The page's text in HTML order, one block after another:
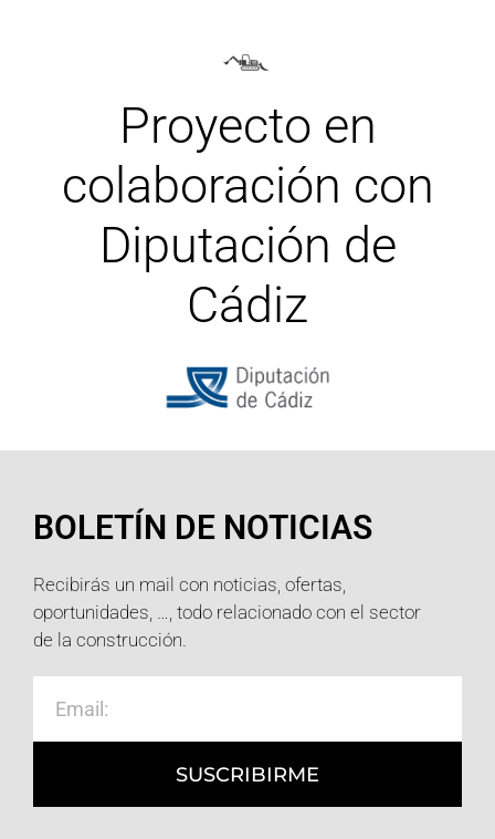
Proyecto en
colaboración con
Diputación de
Cádiz
BOLETÍN DE NOTICIAS
Recibirás un mail con noticias, ofertas,
oportunidades, …, todo relacionado con el sector
de la construcción.
SUSCRIBIRME